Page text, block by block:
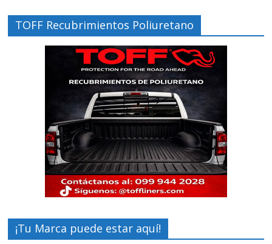
TOFF Recubrimientos Poliuretano
¡Tu Marca puede estar aquí!